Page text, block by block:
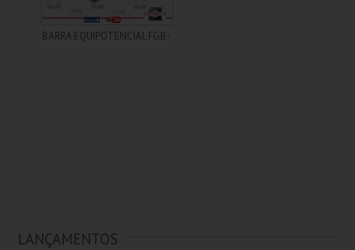
BARRA EQUIPOTENCIAL FGB-
LANÇAMENTOS